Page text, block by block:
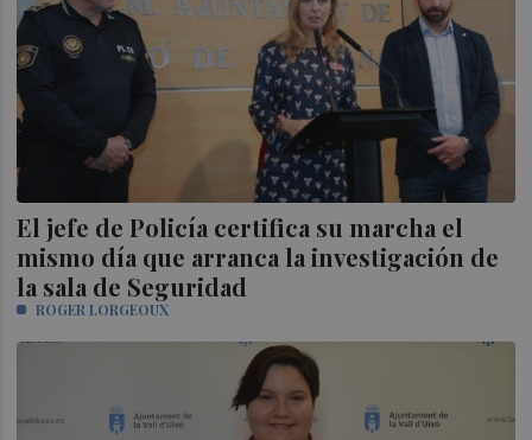
El jefe de Policía certifica su marcha el
mismo día que arranca la investigación de
la sala de Seguridad
ROGER LORGEOUX